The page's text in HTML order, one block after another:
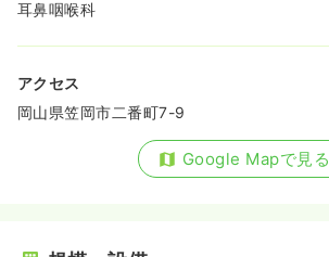
耳鼻咽喉科
アクセス
岡山県笠岡市二番町7-9
Google Mapで見る